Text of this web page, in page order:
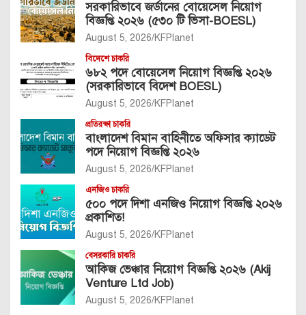
সরকারিভাবে জর্ডানের বোয়েসেল নিয়োগ
বিজ্ঞপ্তি ২০২৬ (৫৩০ টি ভিসা-BOESL)
August 5, 2026 KFPlanet
বিদেশে চাকরি
৬৮২ পদে বোয়েসেল নিয়োগ বিজ্ঞপ্তি ২০২৬
(সরকারিভাবে বিদেশ BOESL)
August 5, 2026 KFPlanet
প্রতিরক্ষা চাকরি
বাংলাদেশ বিমান বাহিনীতে অফিসার ক্যাডেট
পদে নিয়োগ বিজ্ঞপ্তি ২০২৬
August 5, 2026 KFPlanet
এনজিও চাকরি
৫০০ পদে দিশা এনজিও নিয়োগ বিজ্ঞপ্তি ২০২৬
প্রকাশিত!
August 5, 2026 KFPlanet
বেসরকারি চাকরি
আকিজ ভেঞ্চার নিয়োগ বিজ্ঞপ্তি ২০২৬ (Akij
Venture Ltd Job)
August 5, 2026 KFPlanet